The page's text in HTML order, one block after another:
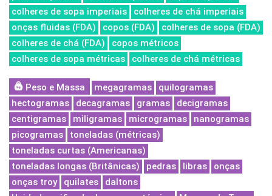
colheres de sopa imperiais
colheres de chá imperiais
onças fluidas (FDA)
copos (FDA)
colheres de sopa (FDA)
colheres de chá (FDA)
copos métricos
colheres de sopa métricas
colheres de chá métricas
Peso e Massa megagramas
quilogramas
hectogramas
decagramas gramas
decigramas
centigramas
miligramas microgramas
nanogramas
picogramas
toneladas (métricas)
toneladas curtas (Americanas)
toneladas longas (Britânicas)
pedras libras
onças
onças troy
quilates
daltons